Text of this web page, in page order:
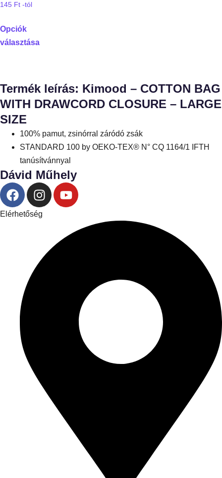
145 Ft -tól
Opciók
választása
Termék leírás: Kimood – COTTON BAG
WITH DRAWCORD CLOSURE – LARGE
SIZE
100% pamut, zsinórral záródó zsák
STANDARD 100 by OEKO-TEX® N° CQ 1164/1 IFTH
tanúsítvánnyal
Dávid Műhely
Elérhetőség